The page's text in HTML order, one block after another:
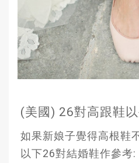
(美國) 26對高跟鞋
如果新娘子覺得高根鞋
以下26對結婚鞋作參